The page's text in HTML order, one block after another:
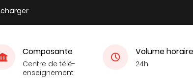
Composante
Centre de télé-
enseignement
Volume horaire
24h